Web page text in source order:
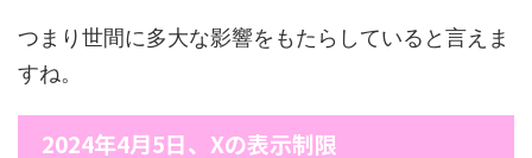
つまり世間に多大な影響をもたらしていると言えま
すね。
2024年4月5日、Xの表示制限